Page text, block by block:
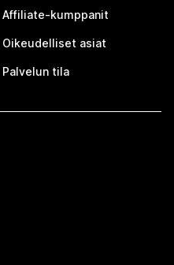
Affiliate-kumppanit
Oikeudelliset asiat
Palvelun tila